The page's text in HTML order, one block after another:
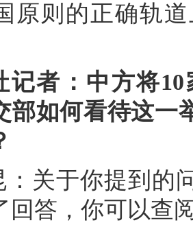
原则的正确轨
记者：中方将
部如何看待这一
：关于你提到的
回答，你可以查